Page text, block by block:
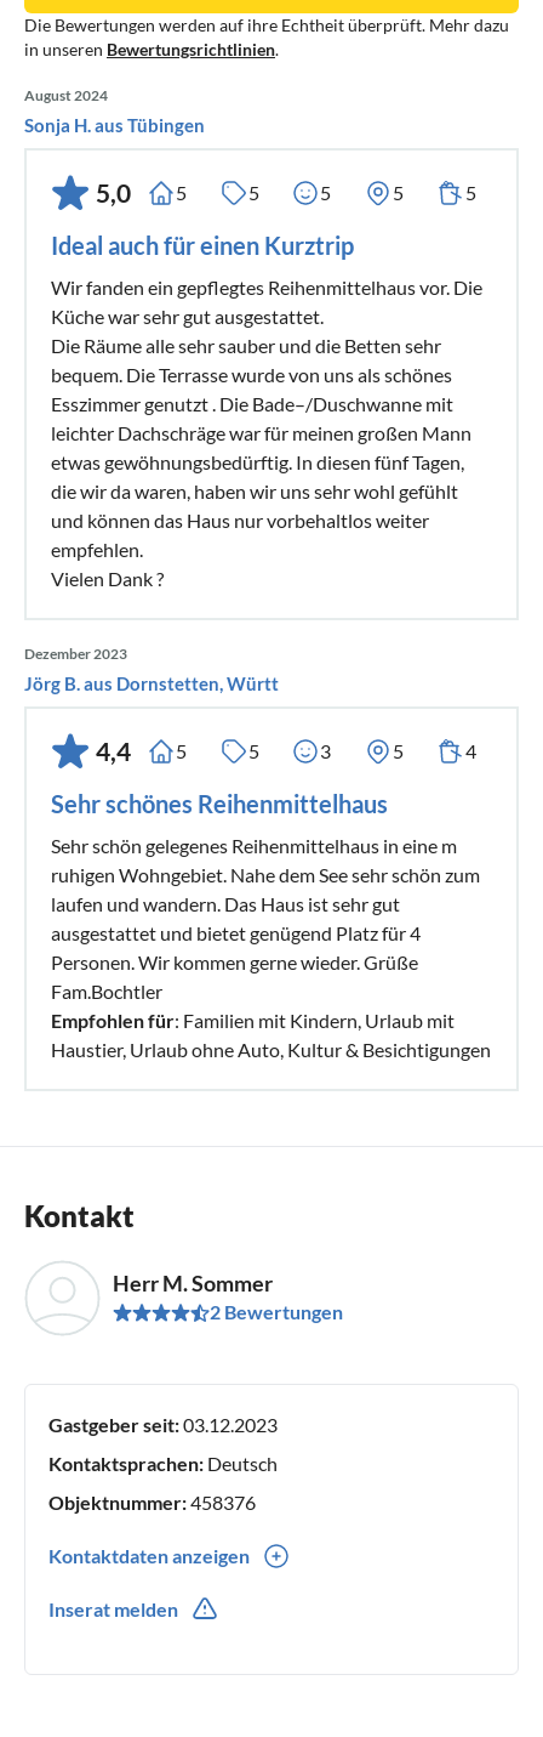
Die Bewertungen werden auf ihre Echtheit überprüft. Mehr dazu
in unseren Bewertungsrichtlinien.
August 2024
Sonja H. aus Tübingen
5,0 5 5 5 5 5
Ideal auch für einen Kurztrip
Wir fanden ein gepflegtes Reihenmittelhaus vor. Die
Küche war sehr gut ausgestattet.
Die Räume alle sehr sauber und die Betten sehr
bequem. Die Terrasse wurde von uns als schönes
Esszimmer genutzt . Die Bade–/Duschwanne mit
leichter Dachschräge war für meinen großen Mann
etwas gewöhnungsbedürftig. In diesen fünf Tagen,
die wir da waren, haben wir uns sehr wohl gefühlt
und können das Haus nur vorbehaltlos weiter
empfehlen.
Vielen Dank ?
Dezember 2023
Jörg B. aus Dornstetten, Württ
4,4 5 5 3 5 4
Sehr schönes Reihenmittelhaus
Sehr schön gelegenes Reihenmittelhaus in eine m
ruhigen Wohngebiet. Nahe dem See sehr schön zum
laufen und wandern. Das Haus ist sehr gut
ausgestattet und bietet genügend Platz für 4
Personen. Wir kommen gerne wieder. Grüße
Fam.Bochtler
Empfohlen für: Familien mit Kindern, Urlaub mit
Haustier, Urlaub ohne Auto, Kultur & Besichtigungen
Kontakt
Herr M. Sommer
2 Bewertungen
Gastgeber seit:03.12.2023
Kontaktsprachen: Deutsch
Objektnummer:458376
Kontaktdaten anzeigen
Inserat melden